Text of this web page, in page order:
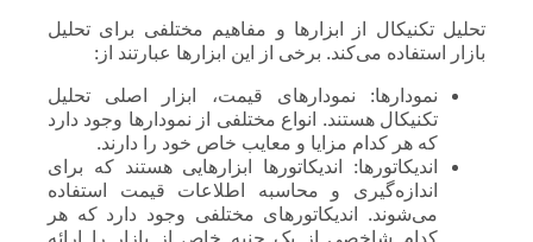
تحلیل تکنیکال از ابزارها و مفاهیم مختلفی برای تحلیل
بازار استفاده می‌کند. برخی از این ابزارها عبارتند از:
نمودارها: نمودارهای قیمت، ابزار اصلی تحلیل
تکنیکال هستند. انواع مختلفی از نمودارها وجود دارد
که هر کدام مزایا و معایب خاص خود را دارند.
اندیکاتورها: اندیکاتورها ابزارهایی هستند که برای
اندازه‌گیری و محاسبه اطلاعات قیمت استفاده
می‌شوند. اندیکاتورهای مختلفی وجود دارد که هر